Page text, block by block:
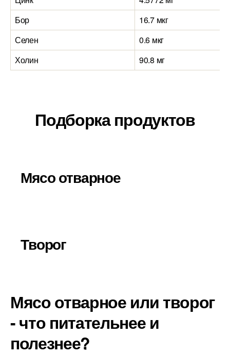
Бор
16.7 мкг
Селен
0.6 мкг
Холин
90.8 мг
Подборка продуктов
Мясо отварное
Творог
Мясо отварное или творог
- что питательнее и
полезнее?